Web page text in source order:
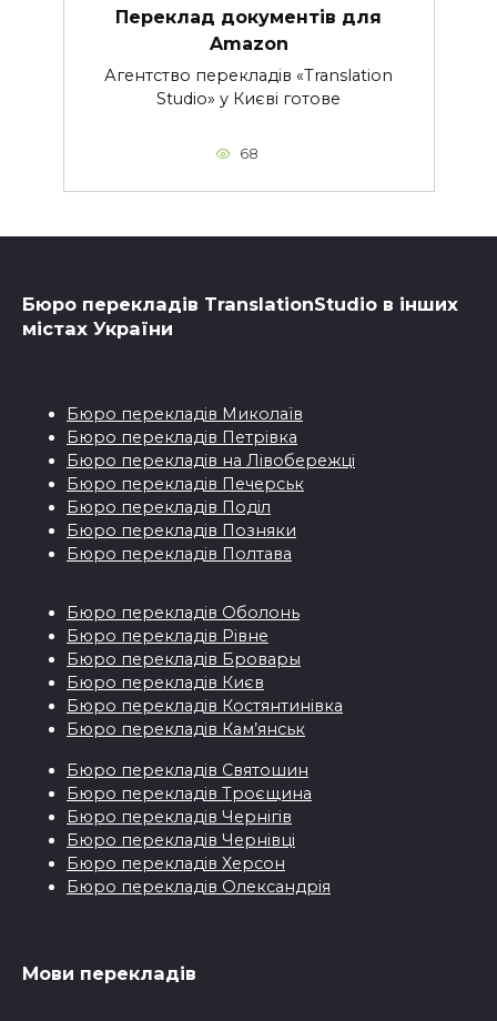
Переклад документів для
Amazon
Агентство перекладів «Translation
Studio» у Києві готове
68
Бюро перекладiв TranslationStudio в iнших
мiстах України
Бюро перекладiв Миколаїв
Бюро перекладiв Петрівка
Бюро перекладiв на Лівобережці
Бюро перекладiв Печерськ
Бюро перекладiв Поділ
Бюро перекладiв Позняки
Бюро перекладiв Полтава
Бюро перекладiв Оболонь
Бюро перекладiв Рівне
Бюро перекладiв Бровары
Бюро перекладiв Києв
Бюро перекладiв Костянтинівка
Бюро перекладів Кам’янськ
Бюро перекладiв Святошин
Бюро перекладiв Троєщина
Бюро перекладiв Чернігів
Бюро перекладiв Чернівці
Бюро перекладiв Херсон
Бюро перекладiв Олександрія
Мови перекладiв